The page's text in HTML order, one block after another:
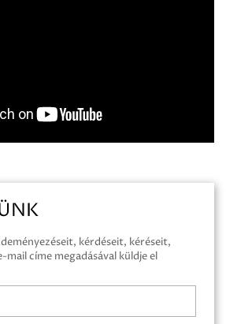
kérdéseit, kéréseit,
mail címe megadásával küldje el